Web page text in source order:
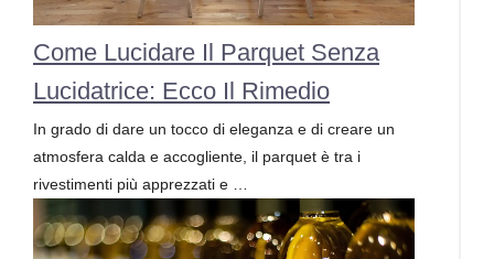
Come Lucidare Il Parquet Senza
Lucidatrice: Ecco Il Rimedio
In grado di dare un tocco di eleganza e di creare un
atmosfera calda e accogliente, il parquet è tra i
rivestimenti più apprezzati e …